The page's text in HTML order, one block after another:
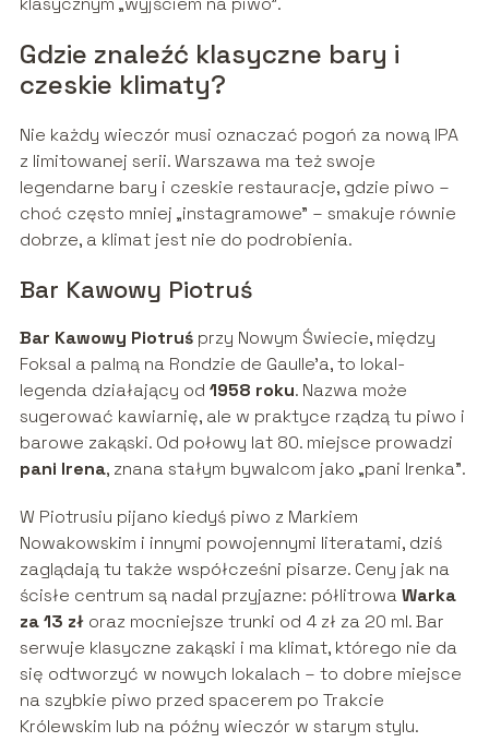
Gdzie znaleźć klasyczne bary i
czeskie klimaty?
Nie każdy wieczór musi oznaczać pogoń za nową IPA
z limitowanej serii. Warszawa ma też swoje
legendarne bary i czeskie restauracje, gdzie piwo –
choć często mniej „instagramowe” – smakuje równie
dobrze, a klimat jest nie do podrobienia.
Bar Kawowy Piotruś
Bar Kawowy Piotruśprzy Nowym Świecie, między
Foksal a palmą na Rondzie de Gaulle’a, to lokal-
legenda działający od 1958 roku. Nazwa może
sugerować kawiarnię, ale w praktyce rządzą tu piwo i
barowe zakąski. Od połowy lat 80. miejsce prowadzi
pani Irena, znana stałym bywalcom jako „pani Irenka”.
W Piotrusiu pijano kiedyś piwo z Markiem
Nowakowskim i innymi powojennymi literatami, dziś
zaglądają tu także współcześni pisarze. Ceny jak na
ścisłe centrum są nadal przyjazne: półlitrowaWarka
za 13 złoraz mocniejsze trunki od 4 zł za 20 ml. Bar
serwuje klasyczne zakąski i ma klimat, którego nie da
się odtworzyć w nowych lokalach – to dobre miejsce
na szybkie piwo przed spacerem po Trakcie
Królewskim lub na późny wieczór w starym stylu.